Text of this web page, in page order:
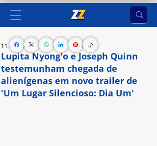
Lupita Nyong'o e Joseph Quinn
testemunham chegada de
alienígenas em novo trailer de
'Um Lugar Silencioso: Dia Um'
11 de mai. de 2024 2 min de leitura